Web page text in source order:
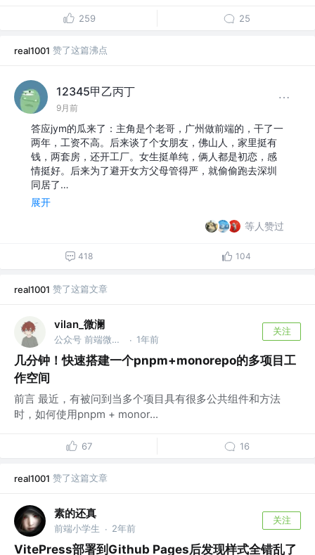
259 25
real1001 赞了这篇沸点
12345甲乙丙丁
9月前
答应jym的瓜来了：主角是个老哥，广州做前端的，干了一
两年，工资不高。后来谈了个女朋友，佛山人，家里挺有
钱，两套房，还开工厂。女生挺单纯，俩人都是初恋，感
情挺好。后来为了避开女方父母管得严，就偷偷跑去深圳
同居了…
展开
等人赞过
418 104
real1001 赞了这篇文章
vilan_微澜
公众号 前端微澜 @字节跳跳 · 1年前
关注
几分钟！快速搭建一个pnpm+monorepo的多项目工
作空间
前言 最近，有被问到当多个项目具有很多公共组件和方法
时，如何使用pnpm + monor...
67 16
real1001 赞了这篇文章
素的还真
前端小学生 · 2年前
关注
VitePress部署到Github Pages后发现样式全错乱了